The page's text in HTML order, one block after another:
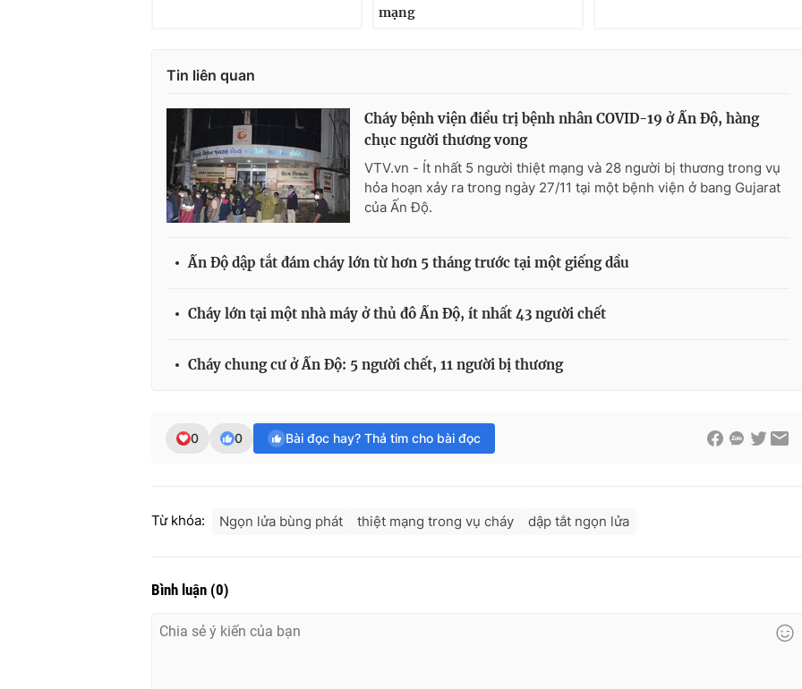
mạng
Tin liên quan
Cháy bệnh viện điều trị bệnh nhân COVID-19 ở Ấn Độ, hàng
chục người thương vong
VTV.vn - Ít nhất 5 người thiệt mạng và 28 người bị thương trong vụ
hỏa hoạn xảy ra trong ngày 27/11 tại một bệnh viện ở bang Gujarat
của Ấn Độ.
Ấn Độ dập tắt đám cháy lớn từ hơn 5 tháng trước tại một giếng dầu
Cháy lớn tại một nhà máy ở thủ đô Ấn Độ, ít nhất 43 người chết
Cháy chung cư ở Ấn Độ: 5 người chết, 11 người bị thương
0 0 Bài đọc hay? Thả tim cho bài đọc
Từ khóa: Ngọn lửa bùng phát thiệt mạng trong vụ cháy dập tắt ngọn lửa
Bình luận (0)